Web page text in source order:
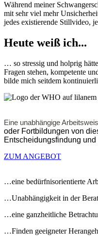
Während meiner
mit sehr viel mehr
jedes existierende Stillvideo,
Heute weiß ich...
… so stressig und holprig
Fragen stehen, kompetente
bilde mich seitdem
Eine unabhängige
oder Fortbildungen von
Entscheidungsfindung
ZUM ANGEBOT
…eine bedürfnisorientierte
…Unabhängigkeit in der
…eine ganzheitliche
…Finden geeigneter